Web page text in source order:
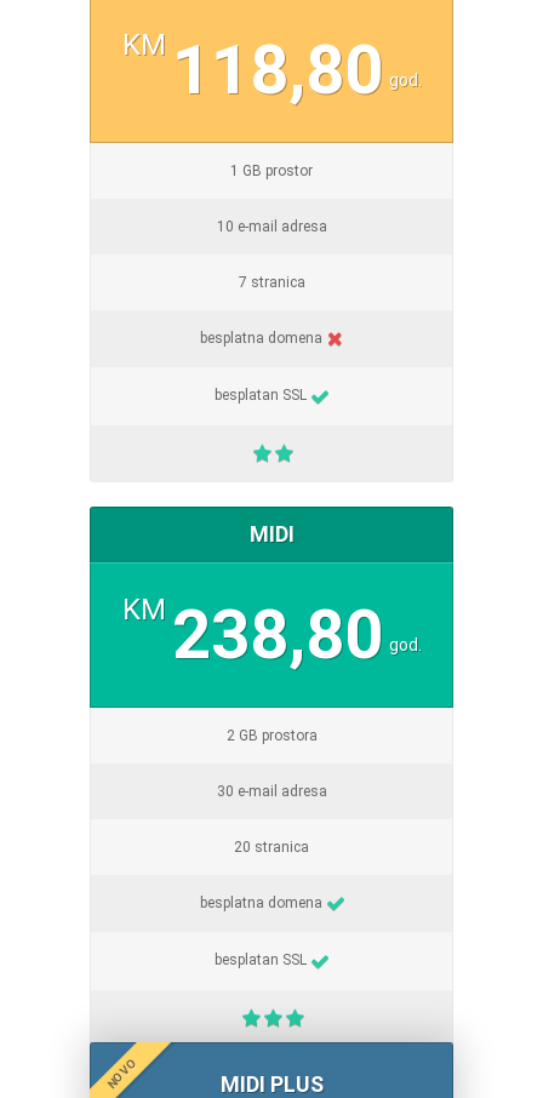
KM 118,80 god.
1 GB prostor
10 e-mail adresa
7 stranica
besplatna domena
besplatan SSL
MIDI
KM 238,80 god.
2 GB prostora
30 e-mail adresa
20 stranica
besplatna domena
besplatan SSL
NOVO MIDI PLUS